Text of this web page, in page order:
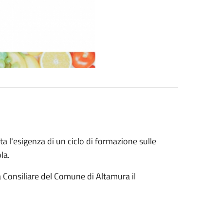
l'esigenza di un ciclo di formazione sulle
del Comune di Altamura il